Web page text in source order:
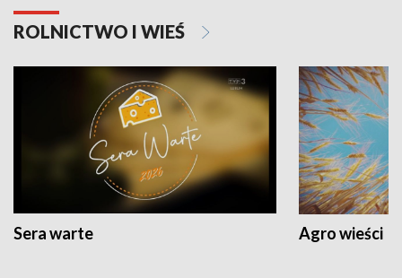
ROLNICTWO I WIEŚ
Sera warte Agro wieści